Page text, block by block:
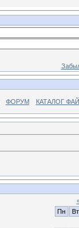
ФОРУМ КАТАЛОГ
Пн
Вт